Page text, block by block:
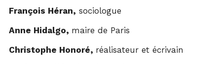
François Héran, sociologue
Anne Hidalgo, maire de Paris
Christophe Honoré, réalisateur et écrivain